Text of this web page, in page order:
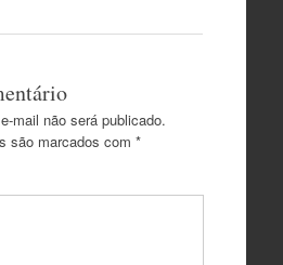
mail não será publicado.
são marcados com *